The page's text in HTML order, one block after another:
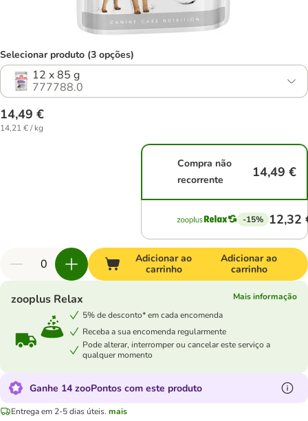
Selecionar produto (3 opções)
12 x 85 g
777788.0
14,49 €
14,21 € / kg
Compra não
recorrente
14,49 €
-15% 12,32
Adicionar ao
carrinho
Adicionar ao
carrinho
zooplus Relax
Mais informação
5% de desconto* em cada encomenda
Receba a sua encomenda regularmente
Pode alterar, interromper ou cancelar este serviço a
qualquer momento
Ganhe 14 zooPontos com este produto
Entrega em 2-5 dias úteis. mais